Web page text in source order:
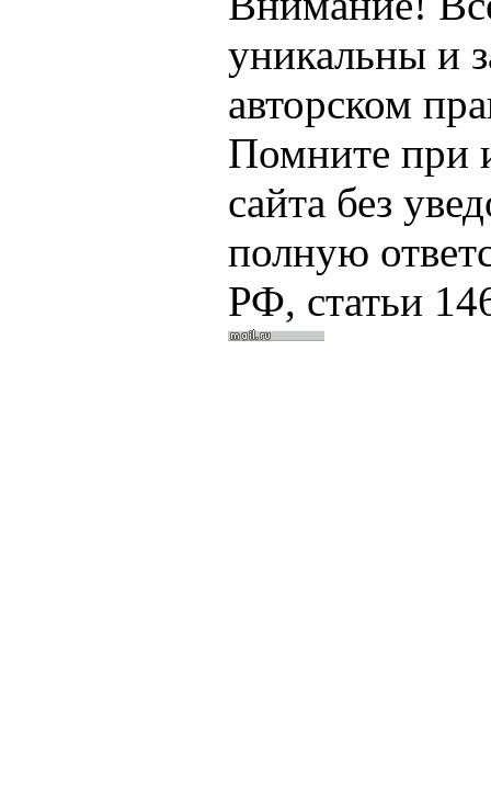
уникальны и
авторском
Помните при
сайта без
полную
РФ, статьи